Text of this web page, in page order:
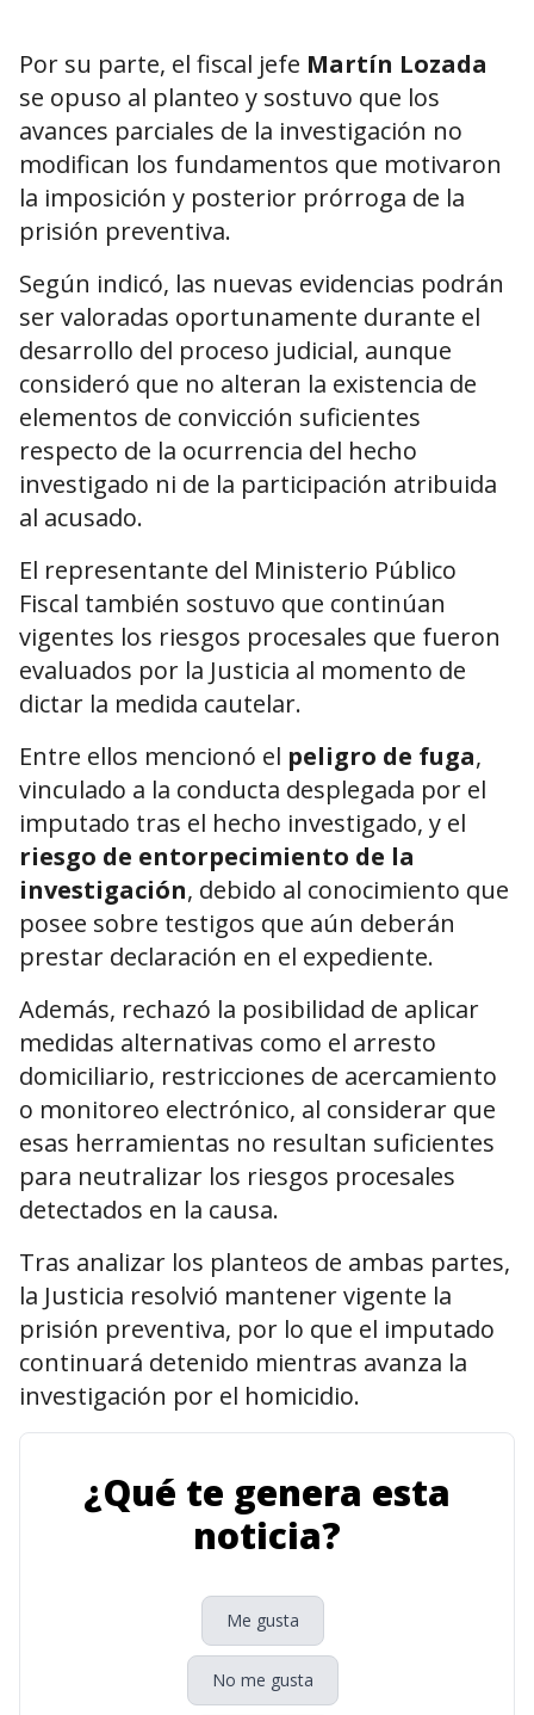
Por su parte, el fiscal jefe Martín Lozada
se opuso al planteo y sostuvo que los
avances parciales de la investigación no
modifican los fundamentos que motivaron
la imposición y posterior prórroga de la
prisión preventiva.
Según indicó, las nuevas evidencias podrán
ser valoradas oportunamente durante el
desarrollo del proceso judicial, aunque
consideró que no alteran la existencia de
elementos de convicción suficientes
respecto de la ocurrencia del hecho
investigado ni de la participación atribuida
al acusado.
El representante del Ministerio Público
Fiscal también sostuvo que continúan
vigentes los riesgos procesales que fueron
evaluados por la Justicia al momento de
dictar la medida cautelar.
Entre ellos mencionó el peligro de fuga,
vinculado a la conducta desplegada por el
imputado tras el hecho investigado, y el
riesgo de entorpecimiento de la
investigación, debido al conocimiento que
posee sobre testigos que aún deberán
prestar declaración en el expediente.
Además, rechazó la posibilidad de aplicar
medidas alternativas como el arresto
domiciliario, restricciones de acercamiento
o monitoreo electrónico, al considerar que
esas herramientas no resultan suficientes
para neutralizar los riesgos procesales
detectados en la causa.
Tras analizar los planteos de ambas partes,
la Justicia resolvió mantener vigente la
prisión preventiva, por lo que el imputado
continuará detenido mientras avanza la
investigación por el homicidio.
¿Qué te genera esta
noticia?
Me gusta
No me gusta